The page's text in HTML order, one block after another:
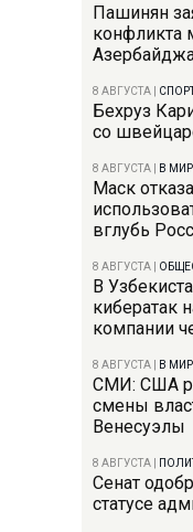
Пашинян
конфликта
8 АВГУСТА
Бехруз
со
8 АВГУСТА В
Маск
вглубь
8 АВГУСТА
В
кибератак
компании
8 АВГУСТА В
СМИ: США
смены
Венесуэлы
8 АВГУСТА
Сенат
статусе